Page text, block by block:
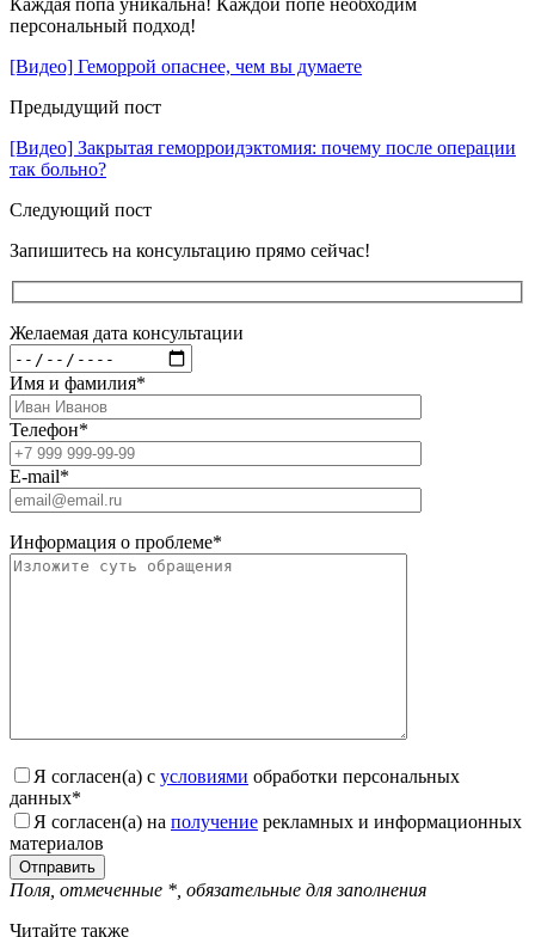
персональный подход!
[Видео] Геморрой опаснее, чем вы думаете
Предыдущий пост
[Видео] Закрытая геморроидэктомия: почему после операции
так больно?
Следующий пост
Запишитесь на консультацию прямо сейчас!
Желаемая дата консультации
Имя и фамилия*
Телефон*
E-mail*
Информация о проблеме*
Я согласен(а) с условиями обработки персональных
данных*
Я согласен(а) на получение рекламных и информационных
материалов
Поля, отмеченные *, обязательные для заполнения
Читайте также